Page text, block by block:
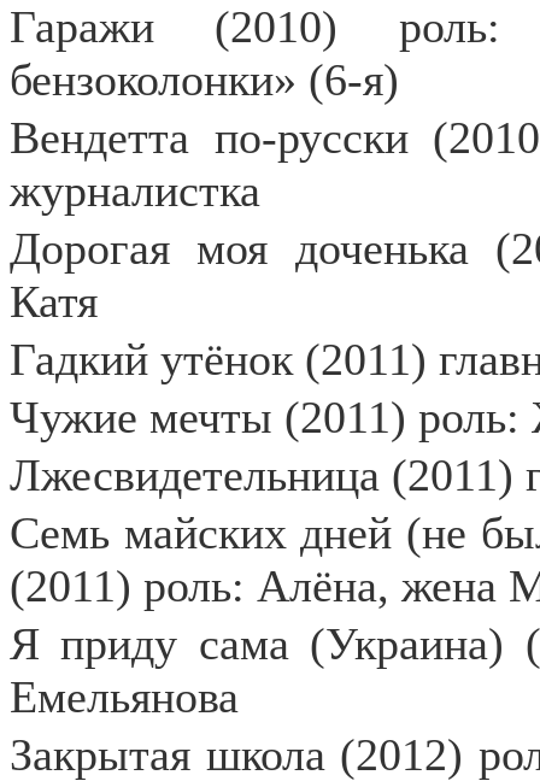
Гаражи (2010) роль:
бензоколонки» (6-я)
Вендетта по-русски
журналистка
Дорогая моя доченька
Катя
Гадкий утёнок (2011)
Чужие мечты (2011) роль:
Лжесвидетельница (2011)
Семь майских дней (не
(2011) роль: Алёна, жена
Я приду сама (Украина)
Емельянова
Закрытая школа (2012)